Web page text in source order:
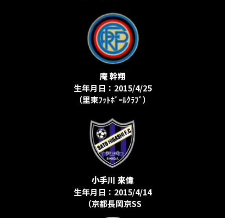
庵 幹翔
生年月日：2015/4/25
（里東ﾌｯﾄﾎﾞｰﾙｸﾗﾌﾞ）
小手川 來偉
生年月日：2015/4/14
（京都長岡京SS